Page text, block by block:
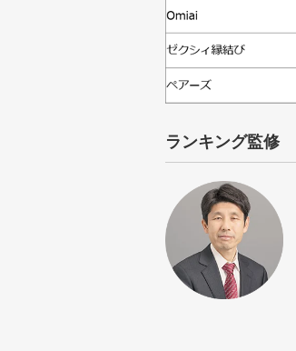
ランキング監修